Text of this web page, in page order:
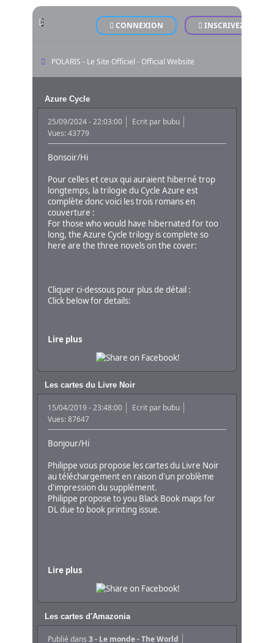
CONNEXION INSCRIVEZ-VOUS
POLARIS - Le Site Officiel - Official Website
Azure Cycle
25/09/2024 - 22:03:00 Ecrit par bubu
Vues: 43779
Bonsoir/Hi
Pour celles et ceux qui auraient hiberné trop
longtemps, la trilogie du Cycle Azure est
complète donc voici les trois romans en
couverture :
For those who would have hibernated for too
long, the Azure Cycle trilogy is complete so
here are the three novels on the cover:
Cliquer ci-dessous pour plus de détail :
Click below for details:
Lire plus
Les cartes du Livre Noir
15/04/2019 - 23:48:00 Ecrit par bubu
Vues: 87647
Bonjour/Hi
Philippe vous propose les cartes du Livre Noir
au téléchargement en raison d'un problème
d'impression du supplément.
Philippe propose to you Black Book maps for
DL due to book printing issue.
Lire plus
Les cartes d'Amazonia
Publié dans 3 - Le monde - The World